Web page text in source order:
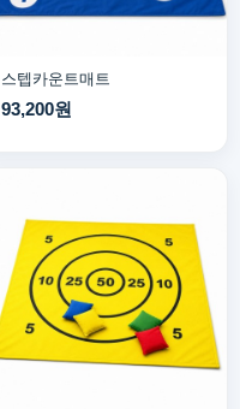
스텝카운트매트
93,200원